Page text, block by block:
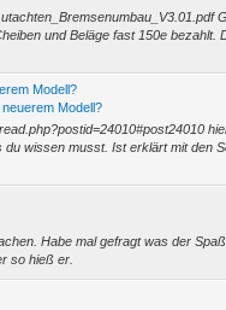
und Beläge fast 150e bezahlt.
Modell?
Modell?
wissen musst. Ist erklärt mit den
Habe mal gefragt was der
so hieß er.